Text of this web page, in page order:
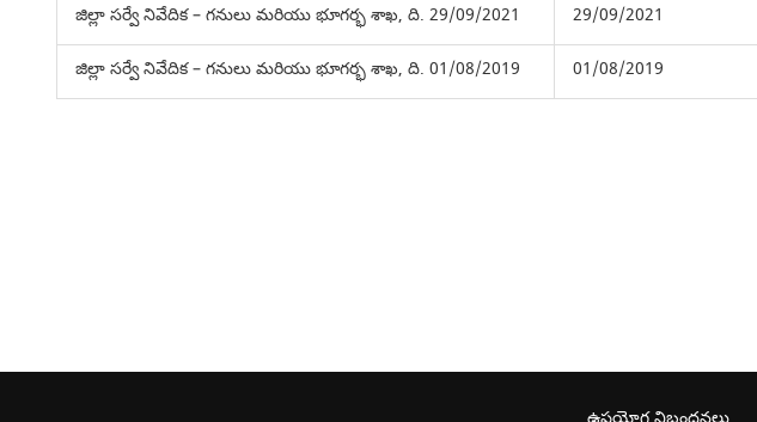
జిల్లా సర్వే నివేదిక – గనులు మరియు భూగర్భ శాఖ, ది. 29/09/2021
29/09/2021
జిల్లా సర్వే నివేదిక – గనులు మరియు భూగర్భ శాఖ, ది. 01/08/2019 01/08/2019